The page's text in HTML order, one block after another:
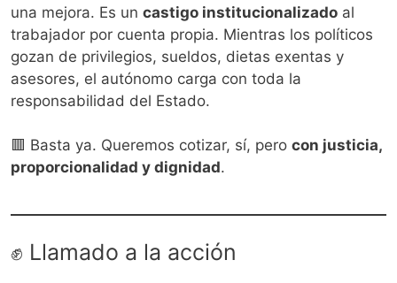
una mejora. Es un castigo institucionalizado al
trabajador por cuenta propia. Mientras los políticos
gozan de privilegios, sueldos, dietas exentas y
asesores, el autónomo carga con toda la
responsabilidad del Estado.
🟥 Basta ya. Queremos cotizar, sí, pero con justicia,
proporcionalidad y dignidad.
✊ Llamado a la acción